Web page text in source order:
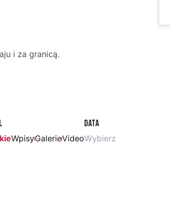
i za granicą.
WpisyGalerieVideo
Data